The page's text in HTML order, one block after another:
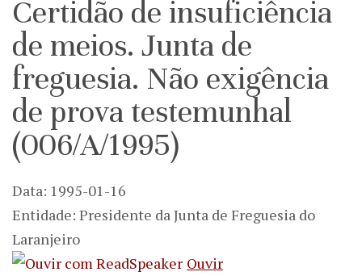
Certidão de insuficiência
de meios. Junta de
freguesia. Não exigência
de prova testemunhal
(006/A/1995)
Data: 1995-01-16
Entidade: Presidente da Junta de Freguesia do
Laranjeiro
Ouvir